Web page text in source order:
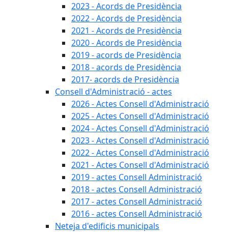
2023 - Acords de Presidència
2022 - Acords de Presidència
2021 - Acords de Presidència
2020 - Acords de Presidència
2019 - acords de Presidència
2018 - acords de Presidència
2017- acords de Presidència
Consell d'Administració - actes
2026 - Actes Consell d'Administració
2025 - Actes Consell d'Administració
2024 - Actes Consell d'Administració
2023 - Actes Consell d'Administració
2022 - Actes Consell d'Administració
2021 - Actes Consell d'Administració
2019 - actes Consell Administració
2018 - actes Consell Administració
2017 - actes Consell Administració
2016 - actes Consell Administració
Neteja d'edificis municipals